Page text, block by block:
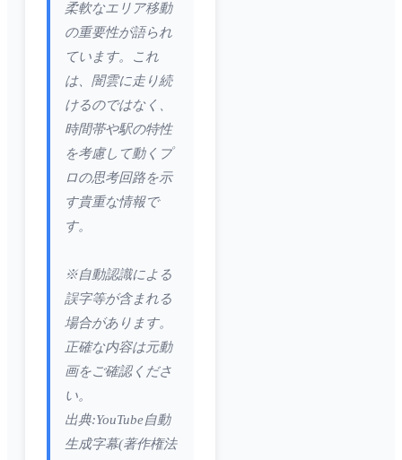
柔軟なエリア移動
の重要性が語られ
ています。これ
は、闇雲に走り続
けるのではなく、
時間帯や駅の特性
を考慮して動くプ
ロの思考回路を示
す貴重な情報で
す。
※自動認識による
誤字等が含まれる
場合があります。
正確な内容は元動
画をご確認くださ
い。
出典:YouTube自動
生成字幕(著作権法